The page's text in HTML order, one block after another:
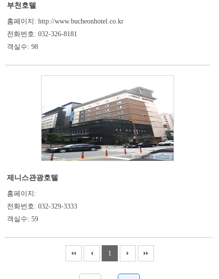
부천호텔
홈페이지: http://www.bucheonhotel.co.kr
전화번호: 032-326-8181
객실수: 98
제니스관광호텔
홈페이지:
전화번호: 032-329-3333
객실수: 59
1